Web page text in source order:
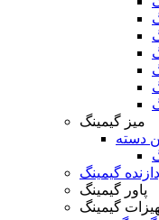
میز گیمینگ
دسته
گیمینگ
پاور گیمینگ
گیمینگ